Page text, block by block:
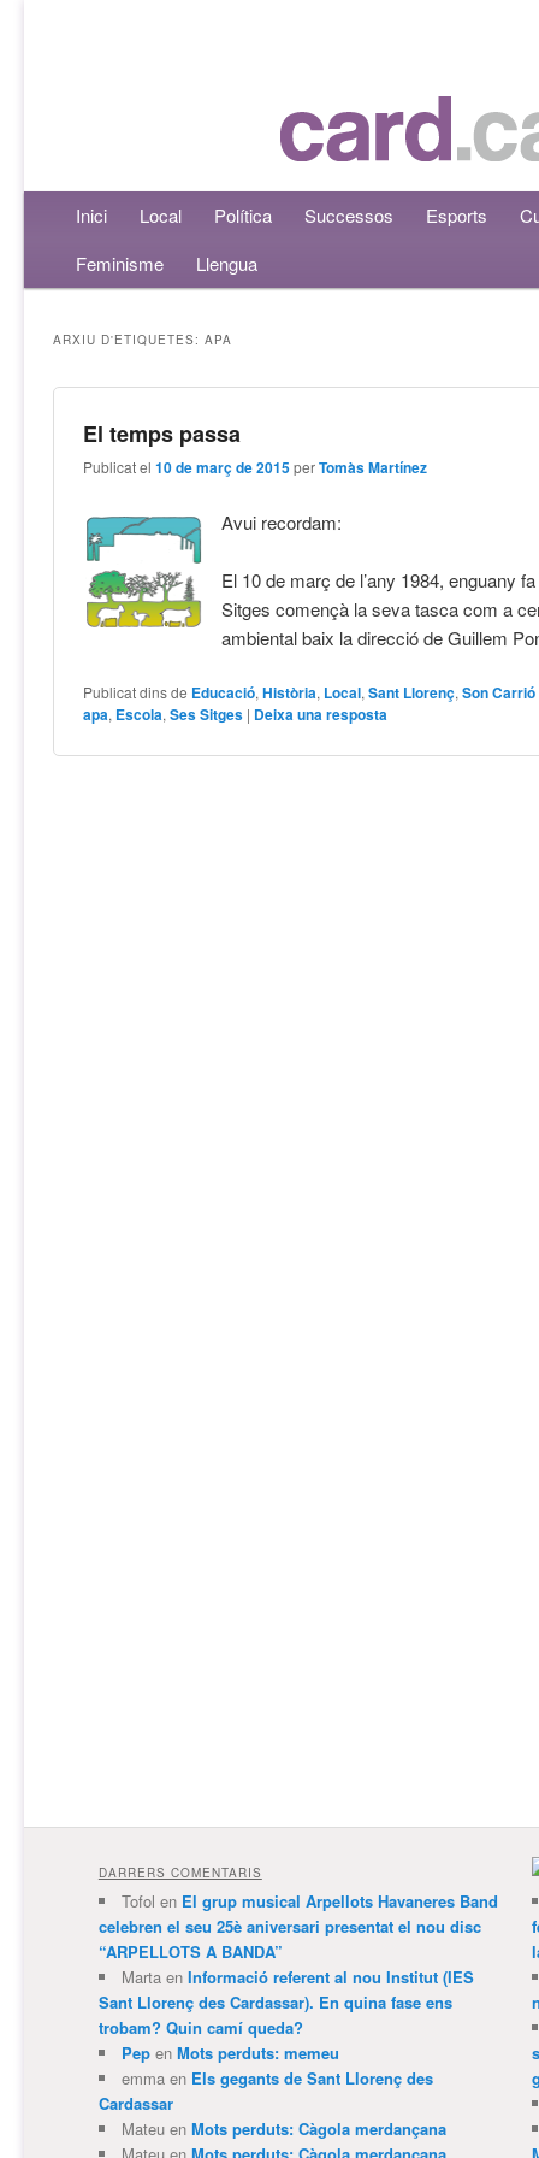
Menú principalAneu al contingut principal
Aneu al contingut secundari
Inici Local Política Successos Esports
Feminisme
Llengua
ARXIU D'ETIQUETES:APA
El temps passa
Publicat el10 de març de 2015 perTomàs Martínez
Avui recordam:
El 10 de març de l’any 1984, enguany
Sitges començà la seva tasca com a
ambiental baix la direcció de Guillem
Publicat dins de Educació,Història, Local,Sant Llorenç,Son Carrió
apa, Escola,Ses Sitges | Deixa una resposta
DARRERS COMENTARIS
Tofol en El grup musical Arpellots Havaneres Band
celebren el seu 25è aniversari presentat el nou disc
“ARPELLOTS A BANDA”
Martaen Informació referent al nou Institut (IES
Sant Llorenç des Cardassar). En quina fase ens
trobam? Quin camí queda?
Pepen Mots perduts: memeu
emmaen Els gegants de Sant Llorenç des
Cardassar
Mateuen Mots perduts: Càgola merdançana